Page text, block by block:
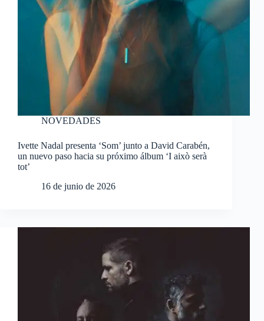
NOVEDADES
Ivette Nadal presenta ‘Som’ junto a David Carabén,
un nuevo paso hacia su próximo álbum ‘I això serà
tot’
16 de junio de 2026